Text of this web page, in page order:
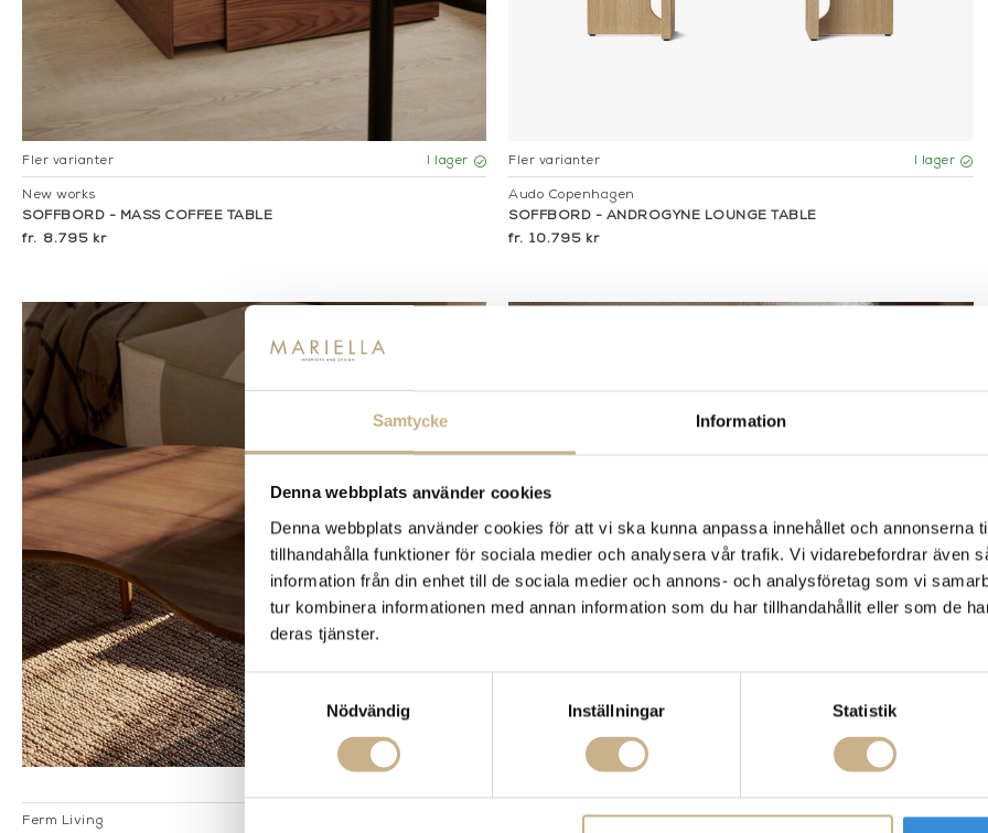
Samtycke Information
Denna webbplats använder cookies
Denna webbplats använder cookies för att vi ska kunna anpassa innehållet och annonserna
tillhandahålla funktioner för sociala medier och analysera vår trafik. Vi vidarebefordrar även
information från din enhet till de sociala medier och annons- och analysföretag som vi
tur kombinera informationen med annan information som du har tillhandahållit eller som de
deras tjänster.
Samtyckesval
Nödvändig
Inställningar Statistik
Fler varianter I lager
New works
SOFFBORD - MASS COFFEE TABLE
8.795 kr
Fler varianter I lager
Audo Copenhagen
SOFFBORD - ANDROGYNE LOUNGE TABLE
10.795 kr
Ferm Living
Ferm Living